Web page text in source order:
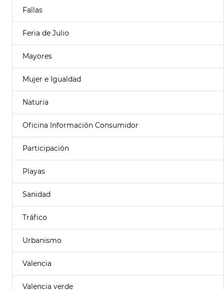
Fallas
Feria de Julio
Mayores
Mujer e Igualdad
Naturia
Oficina Información Consumidor
Participación
Playas
Sanidad
Tráfico
Urbanismo
Valencia
Valencia verde